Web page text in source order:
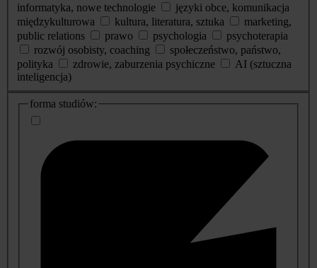
informatyka, nowe technologie
języki obce, komunikacja
międzykulturowa
kultura, literatura, sztuka
marketing,
public relations
prawo psychologia
psychoterapia
rozwój osobisty, coaching
społeczeństwo, państwo,
polityka
zdrowie, zaburzenia psychiczne
AI (sztuczna
inteligencja)
dodatkowe
informacje
forma studiów: